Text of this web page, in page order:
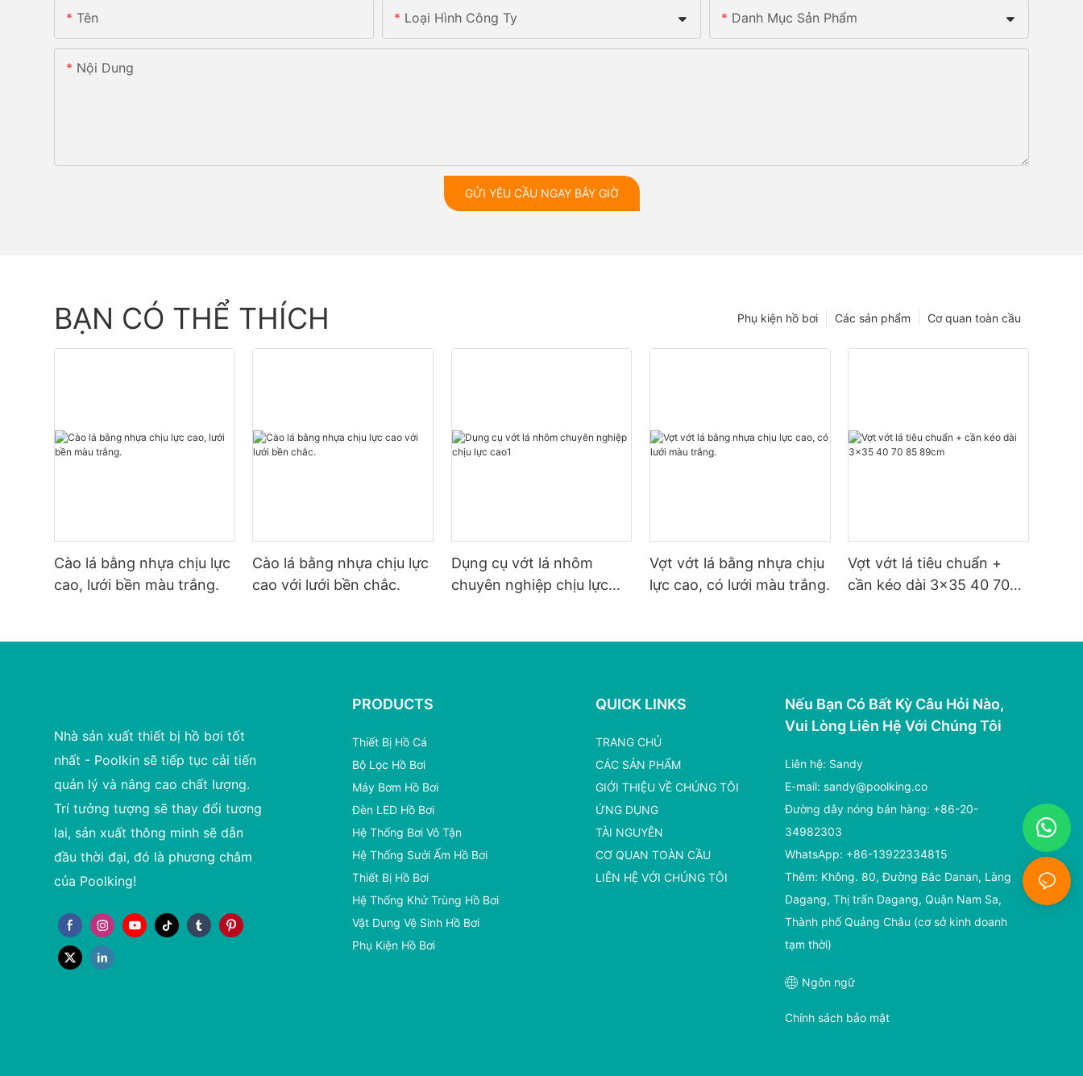
Tên Loại Hình Công Ty Danh Mục Sản Phẩm
Nội Dung
GỬI YÊU CẦU NGAY BÂY GIỜ
BẠN CÓ THỂ THÍCH Cơ quan toàn cầu
Các sản phẩm
Phụ kiện hồ bơi
Cào lá bằng nhựa chịu lực
cao, lưới bền màu trắng.
Cào lá bằng nhựa chịu lực
cao với lưới bền chắc.
Dụng cụ vớt lá nhôm
chuyên nghiệp chịu lực
Vợt vớt lá bằng nhựa chịu
lực cao, có lưới màu trắng.
Vợt vớt lá tiêu chuẩn +
cần kéo dài 3x35 40 70
Nhà sản xuất thiết bị hồ bơi tốt
nhất - Poolkin sẽ tiếp tục cải tiến
quản lý và nâng cao chất lượng.
Trí tưởng tượng sẽ thay đổi tương
lai, sản xuất thông minh sẽ dẫn
đầu thời đại, đó là phương châm
của Poolking!
PRODUCTS
Thiết Bị Hồ Cá
Bộ Lọc Hồ Bơi
Máy Bơm Hồ Bơi
Đèn LED Hồ Bơi
Hệ Thống Bơi Vô Tận
Hệ Thống Sưởi Ấm Hồ Bơi
Thiết Bị Hồ Bơi
Hệ Thống Khử Trùng Hồ Bơi
Vật Dụng Vệ Sinh Hồ Bơi
Phụ Kiện Hồ Bơi
QUICK LINKS
TRANG CHỦ
CÁC SẢN PHẨM
GIỚI THIỆU VỀ CHÚNG TÔI
ỨNG DỤNG
TÀI NGUYÊN
CƠ QUAN TOÀN CẦU
LIÊN HỆ VỚI CHÚNG TÔI
Nếu Bạn Có Bất Kỳ Câu Hỏi Nào,
Vui Lòng Liên Hệ Với Chúng Tôi
Liên hệ: Sandy
E-mail:sandy@poolking.co
Đường dây nóng bán hàng: +86-20-
34982303
WhatsApp: +86-13922334815
Thêm: Không. 80, Đường Bắc Danan, Làng
Dagang, Thị trấn Dagang, Quận Nam Sa,
Thành phố Quảng Châu (cơ sở kinh doanh
tạm thời)
Ngôn ngữ
Chính sách bảo mật